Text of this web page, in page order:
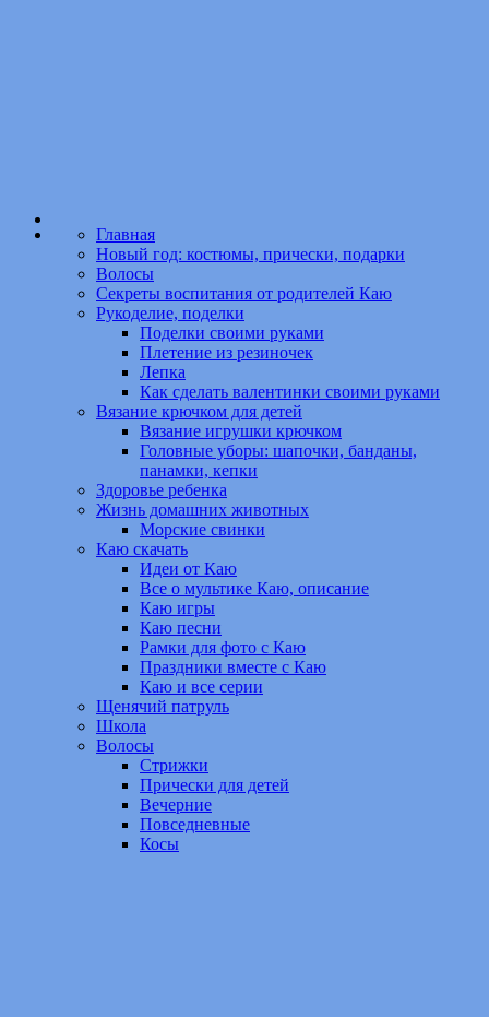
Главная
Новый год: костюмы, прически, подарки
Волосы
Секреты воспитания от родителей Каю
Рукоделие, поделки
Поделки своими руками
Плетение из резиночек
Лепка
Как сделать валентинки своими руками
Вязание крючком для детей
Вязание игрушки крючком
Головные уборы: шапочки, банданы,
панамки, кепки
Здоровье ребенка
Жизнь домашних животных
Морские свинки
Каю скачать
Идеи от Каю
Все о мультике Каю, описание
Каю игры
Каю песни
Рамки для фото с Каю
Праздники вместе с Каю
Каю и все серии
Щенячий патруль
Школа
Волосы
Стрижки
Прически для детей
Вечерние
Повседневные
Косы